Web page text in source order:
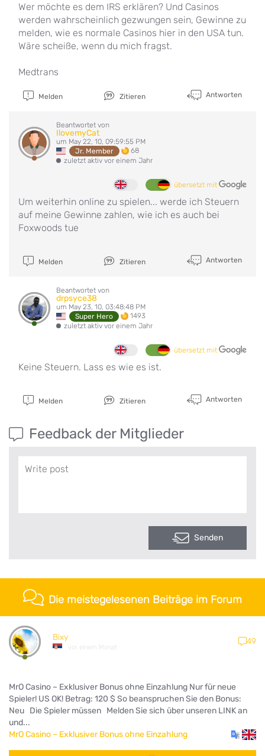
Wer möchte es dem IRS erklären? Und Casinos
werden wahrscheinlich gezwungen sein, Gewinne zu
melden, wie es normale Casinos hier in den USA tun.
Wäre scheiße, wenn du mich fragst.
Medtrans
Melden Zitieren Antworten
Beantwortet von
IlovemyCat
um May 22, 10, 09:59:55 PM
Jr. Member
68
zuletzt aktiv vor einem Jahr
übersetzt mit
Um weiterhin online zu spielen... werde ich Steuern
auf meine Gewinne zahlen, wie ich es auch bei
Foxwoods tue
Melden Zitieren Antworten
Beantwortet von
drpsyce38
um May 23, 10, 03:48:48 PM
Super Hero
1493
zuletzt aktiv vor einem Jahr
übersetzt mit
Keine Steuern. Lass es wie es ist.
Melden Zitieren Antworten
Feedback der Mitglieder
Senden
Die meistegelesenen Beiträge im Forum
Bixy
vor einem Monat
49
MrO Casino – Exklusiver Bonus ohne Einzahlung Nur für neue
Spieler! US OK! Betrag: 120 $ So beanspruchen Sie den Bonus:
Neu Die Spieler müssen Melden Sie sich über unseren LINK an
und...
MrO Casino – Exklusiver Bonus ohne Einzahlung